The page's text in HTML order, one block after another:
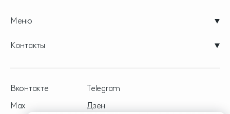
Меню
Контакты
Вконтакте
Telegram
Max
Дзен